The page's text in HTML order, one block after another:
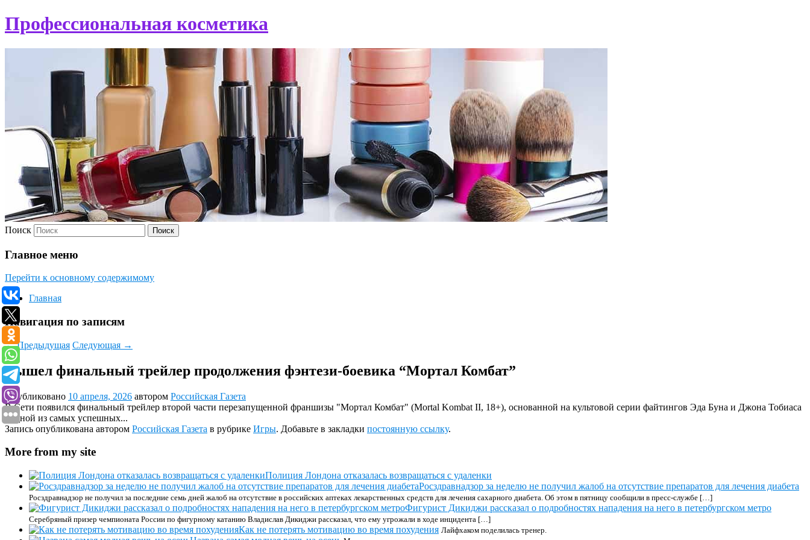
Профессиональная косметика
Поиск
Главное меню
Перейти к основному содержимому
Главная
Навигация по записям
←Предыдущая Следующая →
Вышел финальный трейлер продолжения фэнтези-боевика “Мортал Комбат”
Опубликовано 10 апреля, 2026 автором Российская Газета
В Сети появился финальный трейлер второй части перезапущенной франшизы "Мортал Комбат" (Mortal Kombat II, 18+), основанной на культовой серии файтингов Эда Буна и Джона Тобиаса
- одной из самых успешных...
Запись опубликована автором Российская Газета в рубрике Игры. Добавьте в закладки постоянную ссылку.
More from my site
Полиция Лондона отказалась возвращаться с удаленки
Росздравнадзор за неделю не получил жалоб на отсутствие препаратов для лечения диабета
Росздравнадзор не получил за последние семь дней жалоб на отсутствие в российских аптеках лекарственных средств для лечения сахарного диабета. Об этом в пятницу сообщили в пресс-службе […]
Фигурист Дикиджи рассказал о подробностях нападения на него в петербургском метро
Серебряный призер чемпионата России по фигурному катанию Владислав Дикиджи рассказал, что ему угрожали в ходе инцидента […]
Как не потерять мотивацию во время похудения Лайфхаком поделилась тренер.